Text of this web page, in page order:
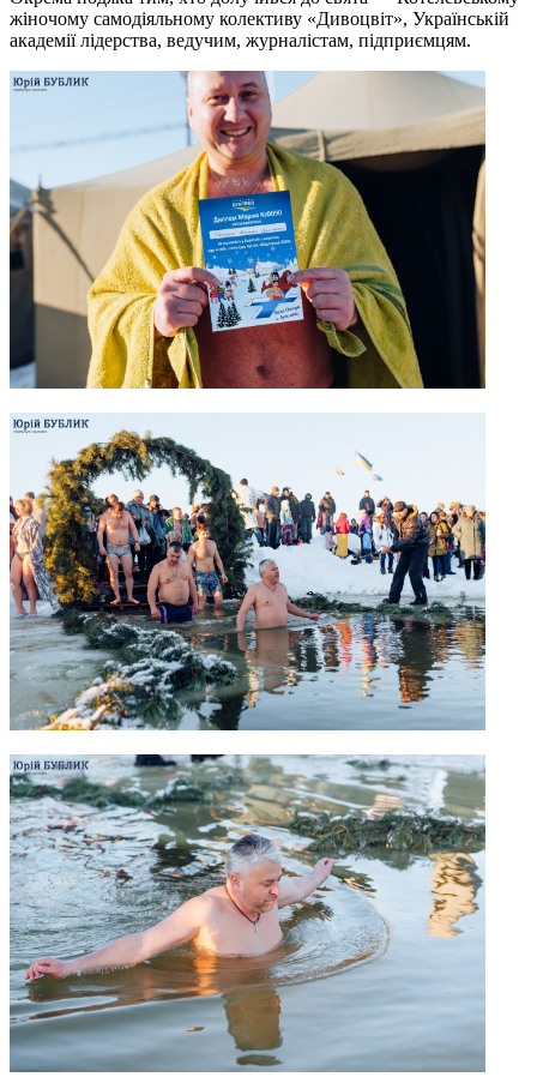
жіночому самодіяльному колективу «Дивоцвіт», Українській
академії лідерства, ведучим, журналістам, підприємцям.